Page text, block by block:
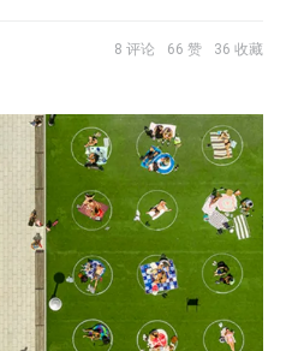
8 评论 66 赞 36 收藏